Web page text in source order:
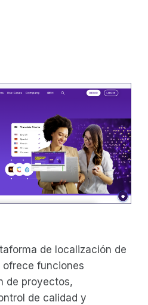
de localización de
ofrece funciones
de proyectos,
de calidad y